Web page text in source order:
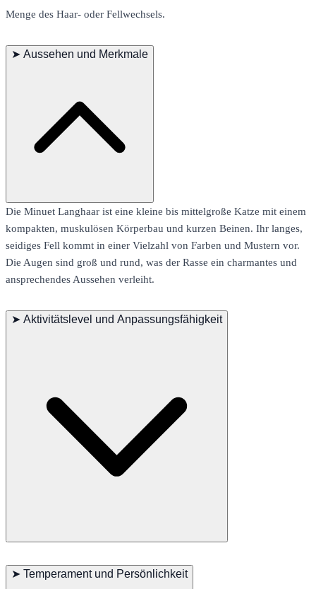
Menge des Haar- oder Fellwechsels.
➤ Aussehen und Merkmale
Die Minuet Langhaar ist eine kleine bis mittelgroße Katze mit einem
kompakten, muskulösen Körperbau und kurzen Beinen. Ihr langes,
seidiges Fell kommt in einer Vielzahl von Farben und Mustern vor.
Die Augen sind groß und rund, was der Rasse ein charmantes und
ansprechendes Aussehen verleiht.
➤ Aktivitätslevel und Anpassungsfähigkeit
Sie passen sich schnell an neue Umgebungen an und lieben es, zu
➤ Temperament und Persönlichkeit